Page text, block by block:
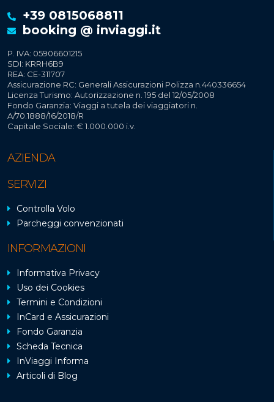
+39 0815068811
booking @ inviaggi.it
P. IVA: 05906601215
SDI: KRRH6B9
REA: CE-311707
Assicurazione RC: Generali Assicurazioni Polizza n.440336654
Licenza Turismo: Autorizzazione n. 195 del 12/05/2008
Fondo Garanzia: Viaggi a tutela dei viaggiatori n.
A/70.1888/16/2018/R
Capitale Sociale: € 1.000.000 i.v.
AZIENDA
SERVIZI
Controlla Volo
Parcheggi convenzionati
INFORMAZIONI
Informativa Privacy
Uso dei Cookies
Termini e Condizioni
InCard e Assicurazioni
Fondo Garanzia
Scheda Tecnica
InViaggi Informa
Articoli di Blog